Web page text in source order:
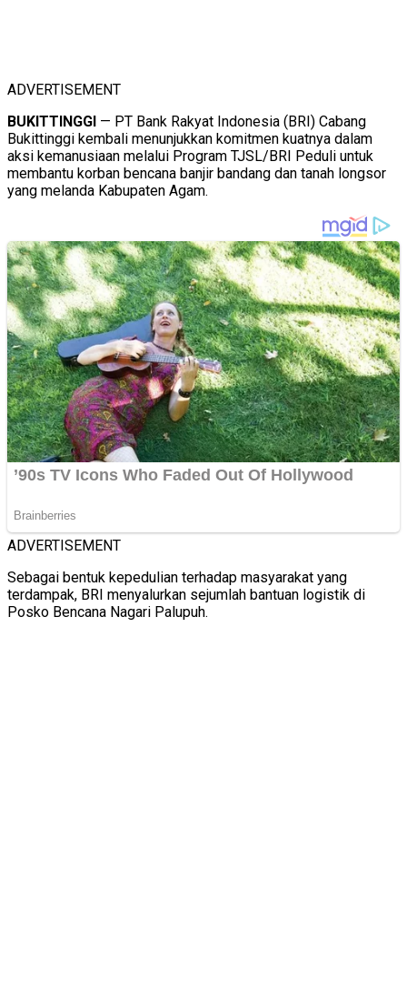
ADVERTISEMENT
BUKITTINGGI — PT Bank Rakyat Indonesia (BRI) Cabang
Bukittinggi kembali menunjukkan komitmen kuatnya dalam
aksi kemanusiaan melalui Program TJSL/BRI Peduli untuk
membantu korban bencana banjir bandang dan tanah longsor
yang melanda Kabupaten Agam.
ADVERTISEMENT
Sebagai bentuk kepedulian terhadap masyarakat yang
terdampak, BRI menyalurkan sejumlah bantuan logistik di
Posko Bencana Nagari Palupuh.